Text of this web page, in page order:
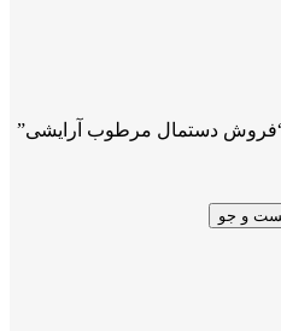
دستمال مرطوب آرایشی”
و جو